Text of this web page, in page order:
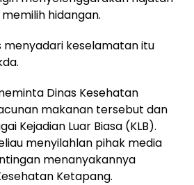
hidangan.
menyadari keselamatan itu
Dinas Kesehatan
makanan tersebut dan
Kejadian Luar Biasa (KLB).
menyilahlan pihak media
menanyakannya
Ketapang.